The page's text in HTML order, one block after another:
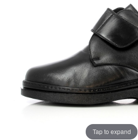
Tap to expand